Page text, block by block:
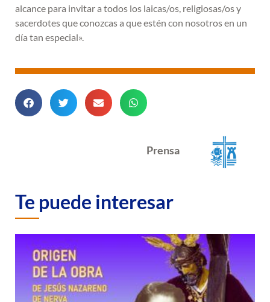
alcance para invitar a todos los laicas/os, religiosas/os y
sacerdotes que conozcas a que estén con nosotros en un
día tan especial».
Prensa
Te puede interesar